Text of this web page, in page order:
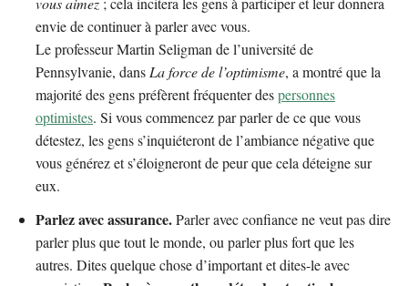
envie de continuer à parler avec vous.
Le professeur Martin Seligman de l’université de
Pennsylvanie, dans La force de l’optimisme, a montré que la
majorité des gens préfèrent fréquenter despersonnes
optimistes. Si vous commencez par parler de ce que vous
détestez, les gens s’inquiéteront de l’ambiance négative que
vous générez et s’éloigneront de peur que cela déteigne sur
eux.
Parlez avec assurance.Parler avec confiance ne veut pas dire
parler plus que tout le monde, ou parler plus fort que les
autres. Dites quelque chose d’important et dites-le avec